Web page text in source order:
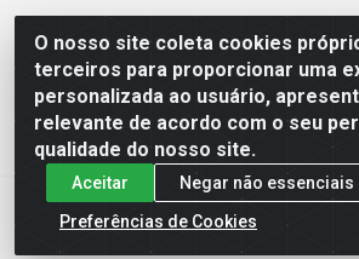
O nosso site coleta cookies
terceiros para proporcionar uma
personalizada ao usuário,
relevante de acordo com o seu
qualidade do nosso site.
Aceitar
Negar não essenciais
Preferências de Cookies
Machado Carnes Distribuidora de
Logradouro: Avenida Candido Aleixo, 148
- CEP 64.500-000 -